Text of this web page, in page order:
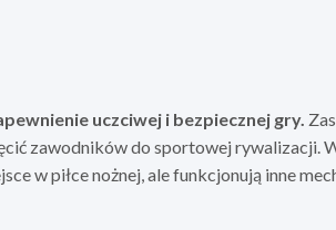
uczciwej i bezpiecznej gry.
zawodników do sportowej rywalizacji.
w piłce nożnej, ale funkcjonują inne